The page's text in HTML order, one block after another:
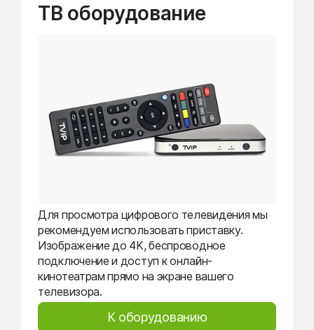
ТВ оборудование
Для просмотра цифрового телевидения мы
рекомендуем использовать приставку.
Изображение до 4K, беспроводное
подключение и доступ к онлайн-
кинотеатрам прямо на экране вашего
телевизора.
К оборудованию